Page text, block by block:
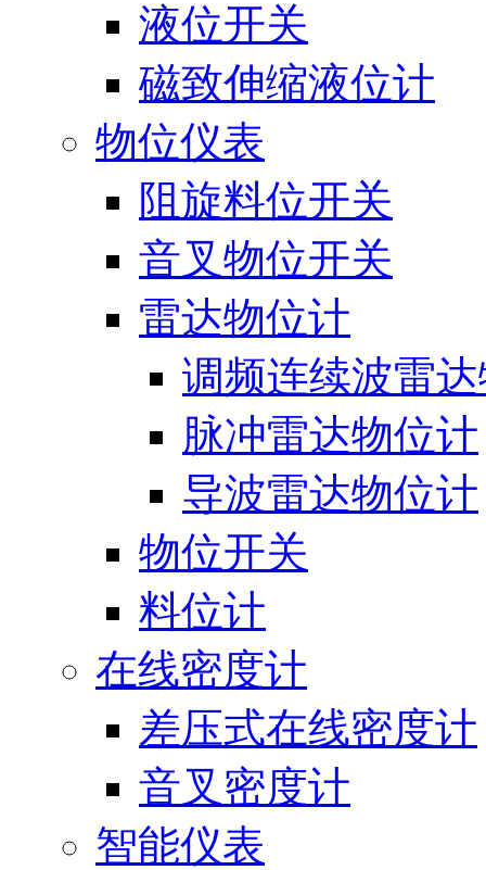
液位开关
磁致伸缩液位计
物位仪表
阻旋料位开关
音叉物位开关
雷达物位计
调频连续波雷
脉冲雷达物位计
导波雷达物位计
物位开关
料位计
在线密度计
差压式在线密度计
音叉密度计
智能仪表